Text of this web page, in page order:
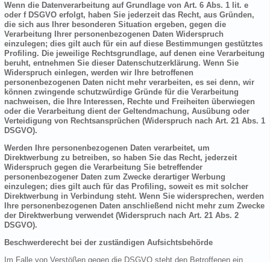
Wenn die Datenverarbeitung auf Grundlage von Art. 6 Abs. 1 lit. e
oder f DSGVO erfolgt, haben Sie jederzeit das Recht, aus Gründen,
die sich aus Ihrer besonderen Situation ergeben, gegen die
Verarbeitung Ihrer personenbezogenen Daten Widerspruch
einzulegen; dies gilt auch für ein auf diese Bestimmungen gestütztes
Profiling. Die jeweilige Rechtsgrundlage, auf denen eine Verarbeitung
beruht, entnehmen Sie dieser Datenschutzerklärung. Wenn Sie
Widerspruch einlegen, werden wir Ihre betroffenen
personenbezogenen Daten nicht mehr verarbeiten, es sei denn, wir
können zwingende schutzwürdige Gründe für die Verarbeitung
nachweisen, die Ihre Interessen, Rechte und Freiheiten überwiegen
oder die Verarbeitung dient der Geltendmachung, Ausübung oder
Verteidigung von Rechtsansprüchen (Widerspruch nach Art. 21 Abs. 1
DSGVO).
Werden Ihre personenbezogenen Daten verarbeitet, um
Direktwerbung zu betreiben, so haben Sie das Recht, jederzeit
Widerspruch gegen die Verarbeitung Sie betreffender
personenbezogener Daten zum Zwecke derartiger Werbung
einzulegen; dies gilt auch für das Profiling, soweit es mit solcher
Direktwerbung in Verbindung steht. Wenn Sie widersprechen, werden
Ihre personenbezogenen Daten anschließend nicht mehr zum Zwecke
der Direktwerbung verwendet (Widerspruch nach Art. 21 Abs. 2
DSGVO).
Beschwerderecht bei der zuständigen Aufsichtsbehörde
Im Falle von Verstößen gegen die DSGVO steht den Betroffenen ein